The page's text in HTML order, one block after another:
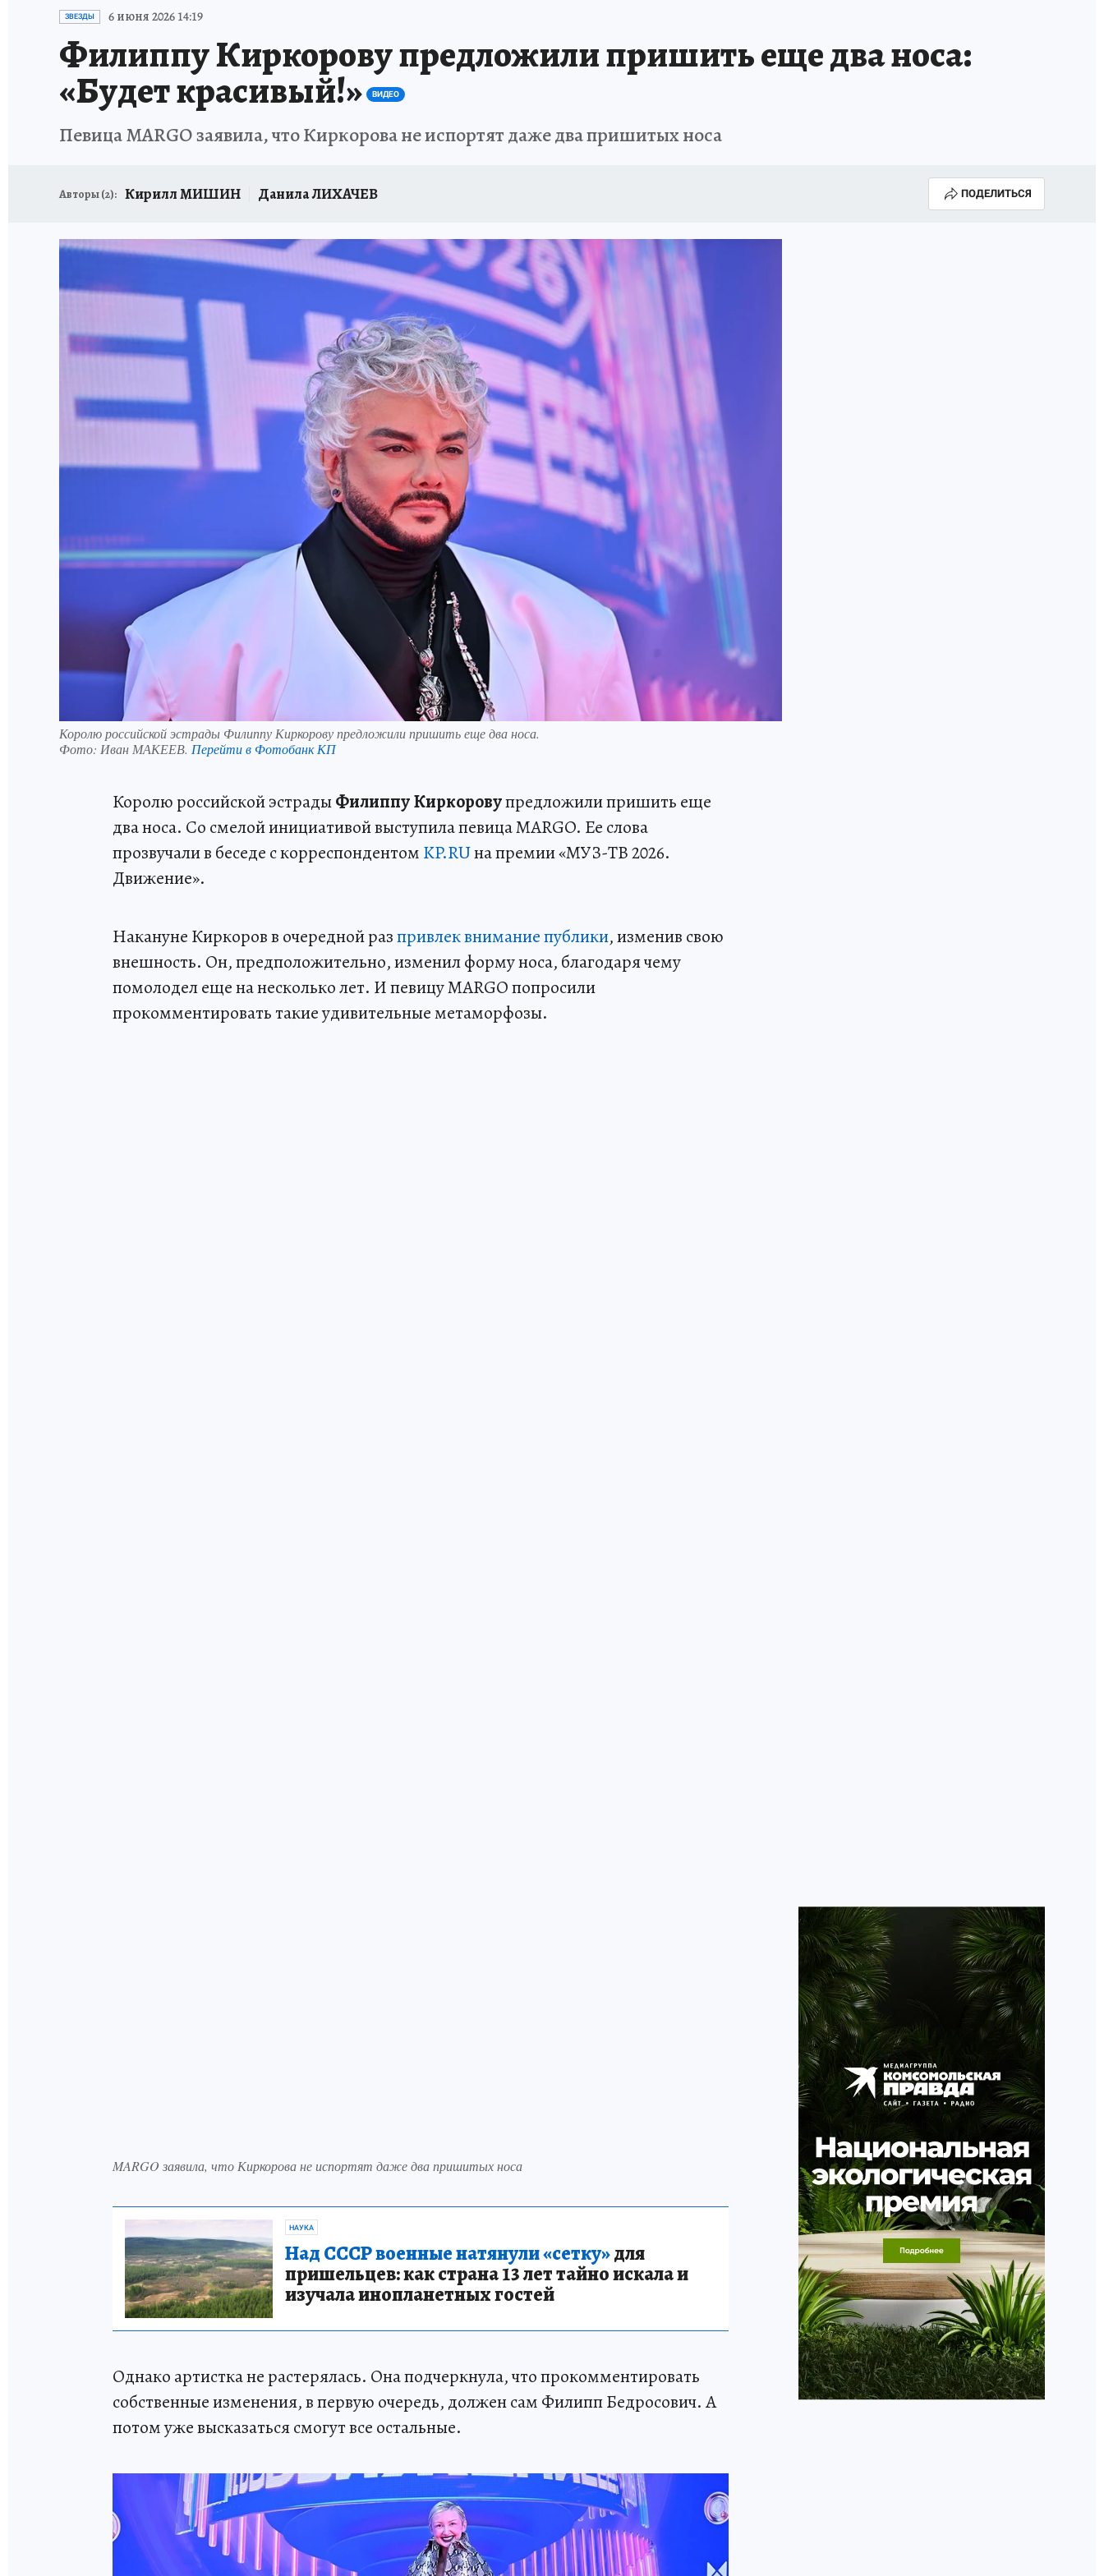
ИСПЫТАНО НА СЕБЕ
ЗВЕЗДЫ 6 июня 2026 14:19
Филиппу Киркорову предложили пришить еще два носа:
«Будет красивый!» ВИДЕО
Певица MARGO заявила, что Киркорова не испортят даже два пришитых носа
Авторы (2): Кирилл МИШИН Данила ЛИХАЧЕВ ПОДЕЛИТЬСЯ
Королю российской эстрады Филиппу Киркорову предложили пришить еще два носа.
Фото: Иван МАКЕЕВ. Перейти в Фотобанк КП
Королю российской эстрадыФилиппу Киркоровупредложили пришить еще
два носа. Со смелой инициативой выступила певица MARGO. Ее слова
прозвучали в беседе с корреспондентом KP.RUна премии «МУЗ-ТВ 2026.
Движение».
Накануне Киркоров в очередной разпривлек внимание публики, изменив свою
внешность. Он, предположительно, изменил форму носа, благодаря чему
помолодел еще на несколько лет. И певицу MARGO попросили
прокомментировать такие удивительные метаморфозы.
MARGO заявила, что Киркорова не испортят даже два пришитых носа
НАУКА
Над СССР военные натянули «сетку»для
пришельцев: как страна 13 лет тайно искала и
изучала инопланетных гостей
Однако артистка не растерялась. Она подчеркнула, что прокомментировать
собственные изменения, в первую очередь, должен сам Филипп Бедросович. А
потом уже высказаться смогут все остальные.